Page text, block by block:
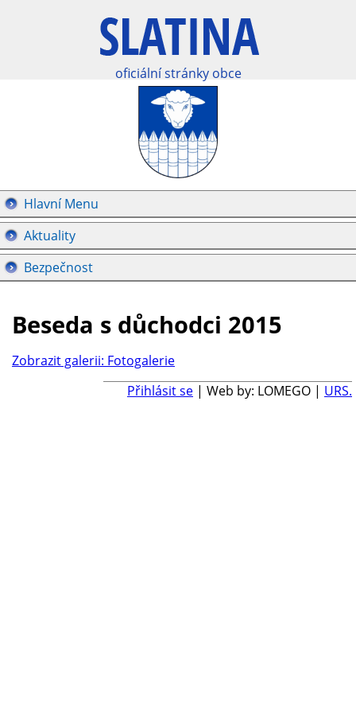
oficiální stránky obce
Hlavní Menu
Aktuality
Bezpečnost
Beseda s důchodci 2015
Zobrazit galerii: Fotogalerie
Přihlásit se | Web by: LOMEGO | URS.